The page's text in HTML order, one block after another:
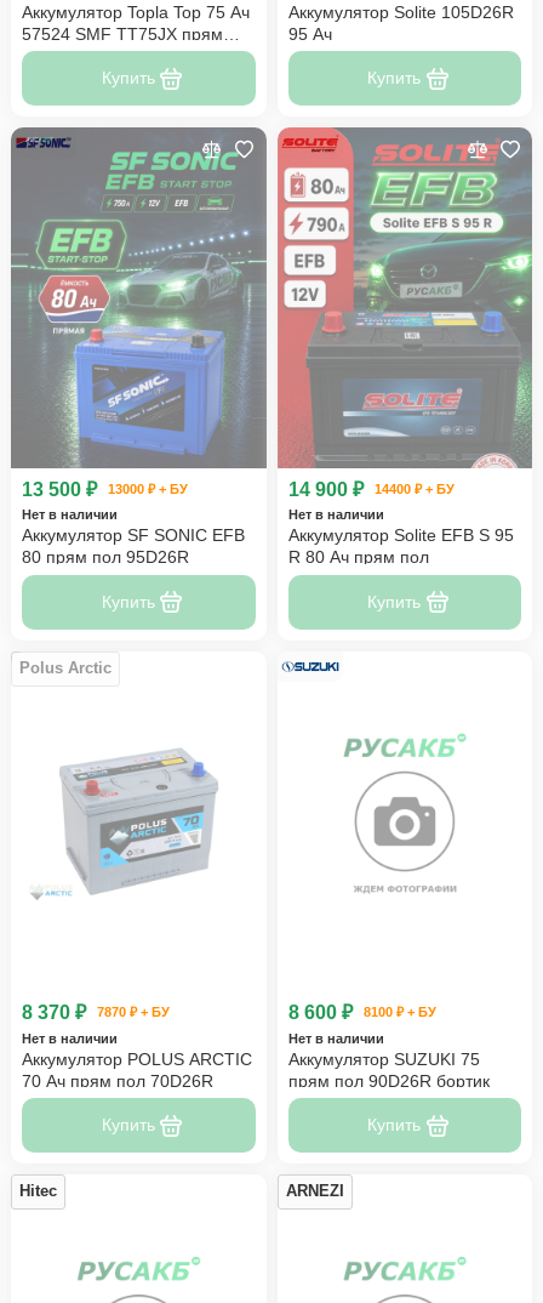
Аккумулятор Topla Top 75 Ач
57524 SMF TT75JX прям
пол
Купить
Аккумулятор Solite 105D26R
95 Ач
Купить
13 500 ₽
13000 ₽ + БУ
Нет в наличии
Аккумулятор SF SONIC EFB
80 прям пол 95D26R
Купить
14 900 ₽
14400 ₽ + БУ
Нет в наличии
Аккумулятор Solite EFB S 95
R 80 Ач прям пол
Купить
Polus Arctic
8 370 ₽
7870 ₽ + БУ
Нет в наличии
Аккумулятор POLUS ARCTIC
70 Ач прям пол 70D26R
Купить
8 600 ₽
8100 ₽ + БУ
Нет в наличии
Аккумулятор SUZUKI 75
прям пол 90D26R бортик
Купить
Hitec ARNEZI